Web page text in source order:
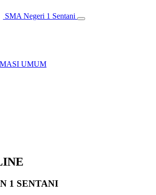
SMA Negeri 1 Sentani
UMUM
1 SENTANI